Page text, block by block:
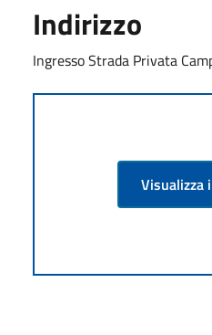
Indirizzo
Ingresso Strada Privata
Visualizza